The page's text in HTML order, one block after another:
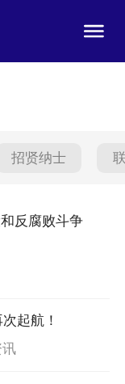
招贤纳士
反腐败斗争
起航！